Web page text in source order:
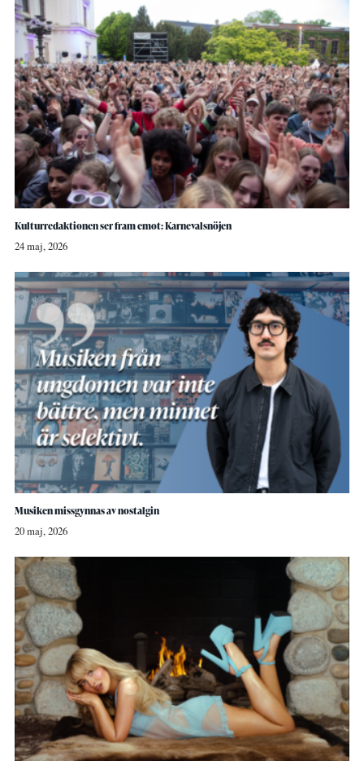
Kulturredaktionen ser fram emot: Karnevalsnöjen
24 maj, 2026
Musiken missgynnas av nostalgin
20 maj, 2026